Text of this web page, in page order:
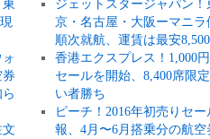
ジェットスタージャパン！
京・名古屋・大阪ーマニラ
順次就航、運賃は最安
香港エクスプレス！1,000
セールを開始、8,400席限
い者勝ち
ピーチ！2016年初売りセー
報、4月〜6月搭乗分の航空